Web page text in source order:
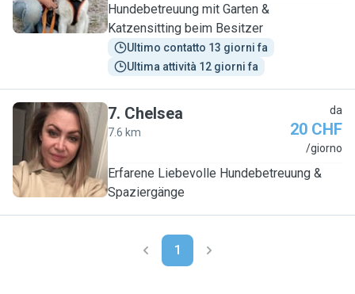
Hundebetreuung mit Garten &
Katzensitting beim Besitzer
Ultimo contatto 13 giorni fa
Ultima attività 12 giorni fa
C
7. Chelsea
7.6 km
da
20 CHF
/giorno
Erfarene Liebevolle Hundebetreuung &
Spaziergänge
1